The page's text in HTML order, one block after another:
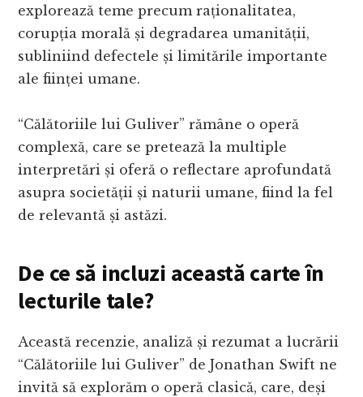
explorează teme precum raționalitatea,
corupția morală și degradarea umanității,
subliniind defectele și limitările importante
ale ființei umane.
“Călătoriile lui Guliver” rămâne o operă
complexă, care se pretează la multiple
interpretări și oferă o reflectare aprofundată
asupra societății și naturii umane, fiind la fel
de relevantă și astăzi.
De ce să incluzi această carte în
lecturile tale?
Această recenzie, analiză și rezumat a lucrării
“Călătoriile lui Guliver” de Jonathan Swift ne
invită să explorăm o operă clasică, care, deși